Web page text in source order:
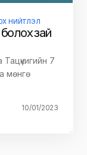
НИЙТЛЭЛ
болох зай
7
мөнгө
10/01/2023